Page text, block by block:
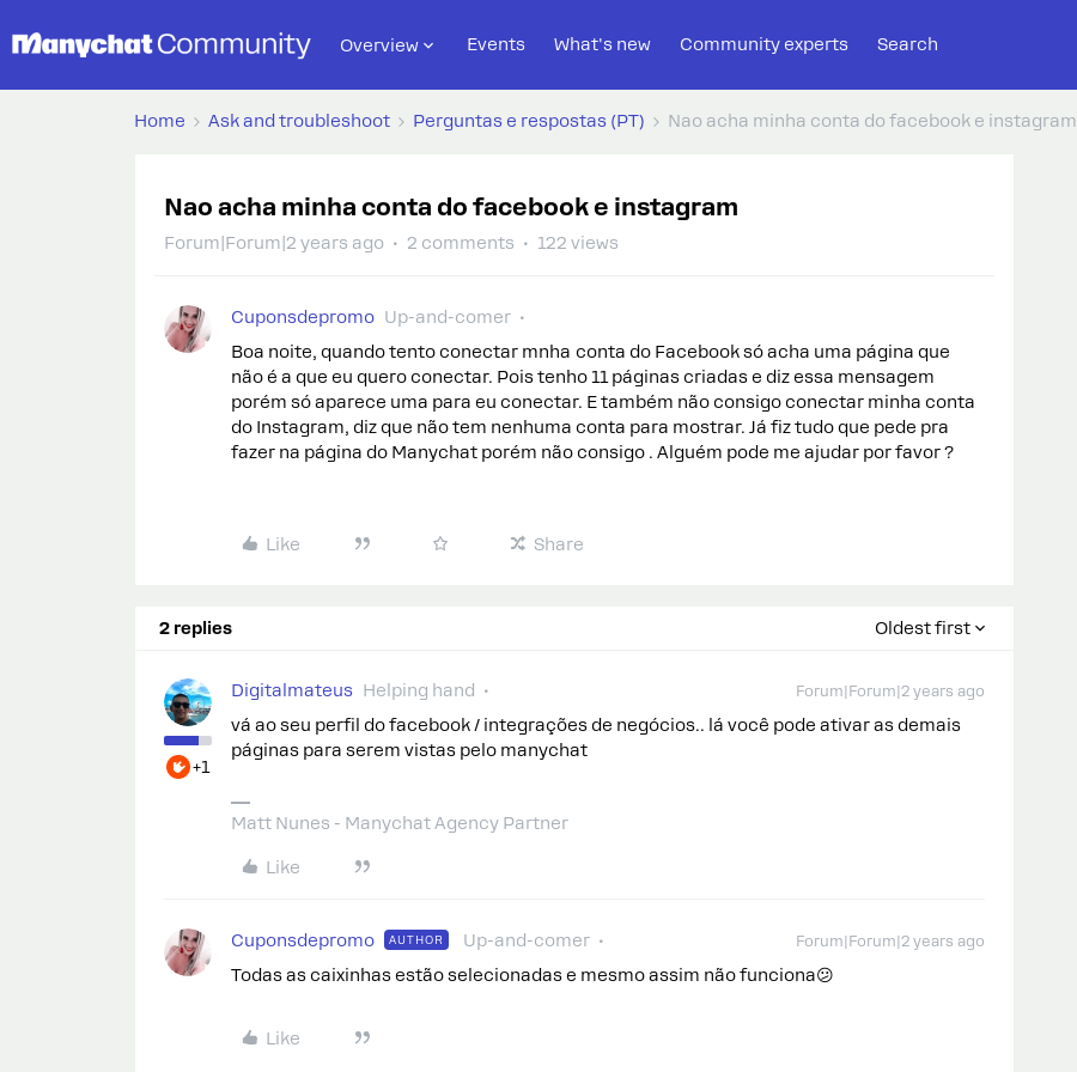
Overview Events What's new Community experts Search
Home Ask and troubleshoot Perguntas e respostas (PT) Nao acha minha conta do facebook e instagram
Nao acha minha conta do facebook e instagram
Forum|Forum|2 years ago 2 comments 122 views
Cuponsdepromo Up-and-comer
Boa noite, quando tento conectar mnha conta do Facebook só acha uma página que
não é a que eu quero conectar. Pois tenho 11 páginas criadas e diz essa mensagem
porém só aparece uma para eu conectar. E também não consigo conectar minha conta
do Instagram, diz que não tem nenhuma conta para mostrar. Já fiz tudo que pede pra
fazer na página do Manychat porém não consigo . Alguém pode me ajudar por favor ?
Like Share
2 replies Oldest first
+1
Digitalmateus Helping hand Forum|Forum|2 years ago
vá ao seu perfil do facebook / integrações de negócios.. lá você pode ativar as demais
páginas para serem vistas pelo manychat
Matt Nunes - Manychat Agency Partner
Like
Cuponsdepromo AUTHOR Up-and-comer Forum|Forum|2 years ago
Todas as caixinhas estão selecionadas e mesmo assim não funciona😕
Like